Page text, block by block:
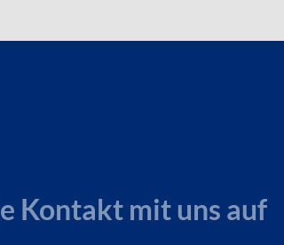
Kontakt mit uns auf